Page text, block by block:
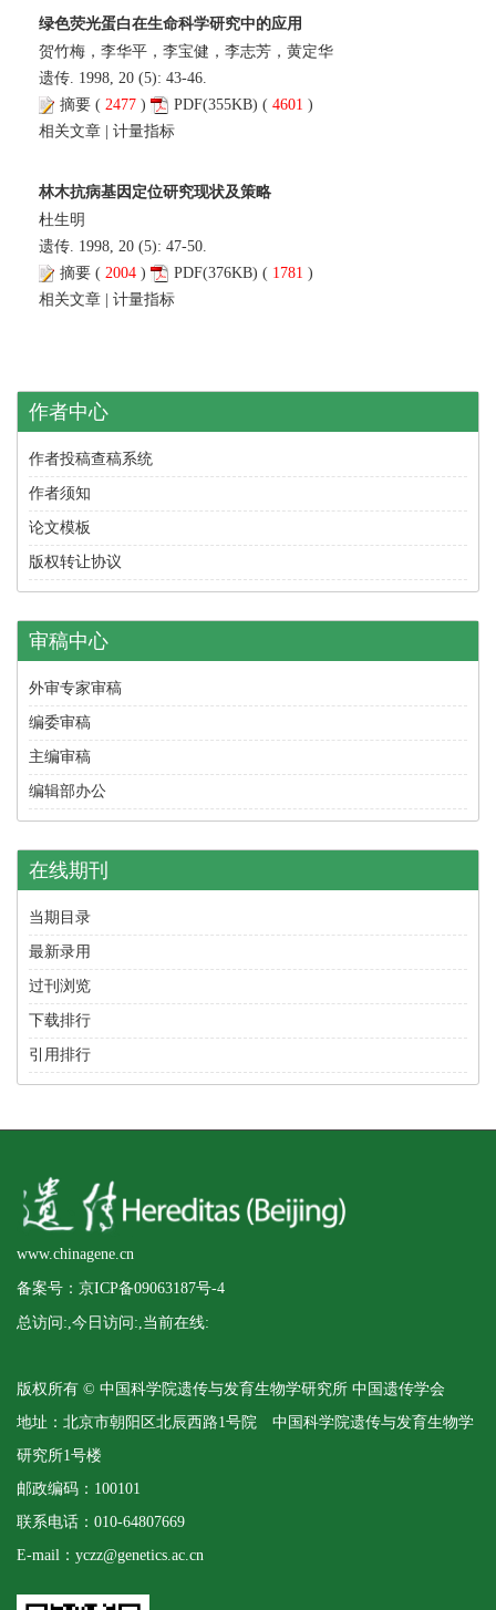
绿色荧光蛋白在生命科学研究中的应用
贺竹梅，李华平，李宝健，李志芳，黄定华
遗传. 1998, 20 (5): 43-46.
摘要 ( 2477 ) PDF(355KB) ( 4601 )
相关文章 | 计量指标
林木抗病基因定位研究现状及策略
杜生明
遗传. 1998, 20 (5): 47-50.
摘要 ( 2004 ) PDF(376KB) ( 1781 )
相关文章 | 计量指标
作者中心
作者投稿查稿系统
作者须知
论文模板
版权转让协议
审稿中心
外审专家审稿
编委审稿
主编审稿
编辑部办公
在线期刊
当期目录
最新录用
过刊浏览
下载排行
引用排行
www.chinagene.cn
备案号：京ICP备09063187号-4
总访问:,今日访问:,当前在线:
版权所有 © 中国科学院遗传与发育生物学研究所 中国遗传学会
地址：北京市朝阳区北辰西路1号院 中国科学院遗传与发育生物学
研究所1号楼
邮政编码：100101
联系电话：010-64807669
E-mail：yczz@genetics.ac.cn